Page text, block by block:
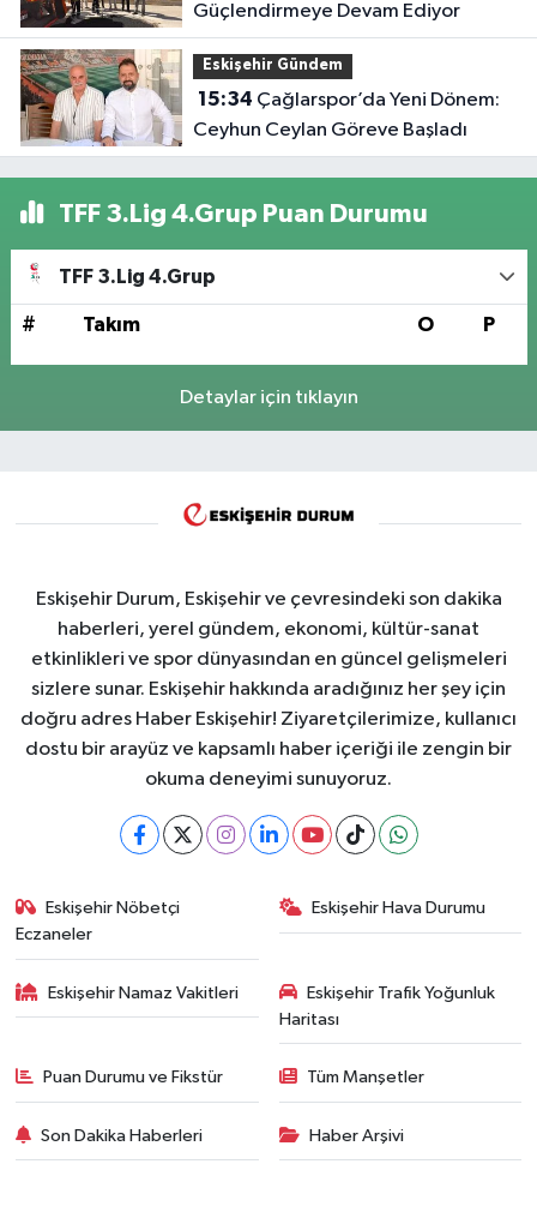
Güçlendirmeye Devam Ediyor
Eskişehir Gündem
15:34
Ceyhun Ceylan Göreve Başladı
TFF 3.Lig 4.Grup Puan Durumu
TFF 3.Lig 4.Grup
# Takım O P
Detaylar için tıklayın
Eskişehir Durum, Eskişehir ve çevresindeki son dakika
haberleri, yerel gündem, ekonomi, kültür-sanat
etkinlikleri ve spor dünyasından en güncel gelişmeleri
sizlere sunar. Eskişehir hakkında aradığınız her şey için
doğru adres Haber Eskişehir! Ziyaretçilerimize, kullanıcı
dostu bir arayüz ve kapsamlı haber içeriği ile zengin bir
okuma deneyimi sunuyoruz.
Eskişehir Nöbetçi
Eczaneler
Eskişehir Hava Durumu
Eskişehir Namaz Vakitleri
Eskişehir Trafik Yoğunluk
Haritası
Puan Durumu ve Fikstür Tüm Manşetler
Son Dakika Haberleri Haber Arşivi